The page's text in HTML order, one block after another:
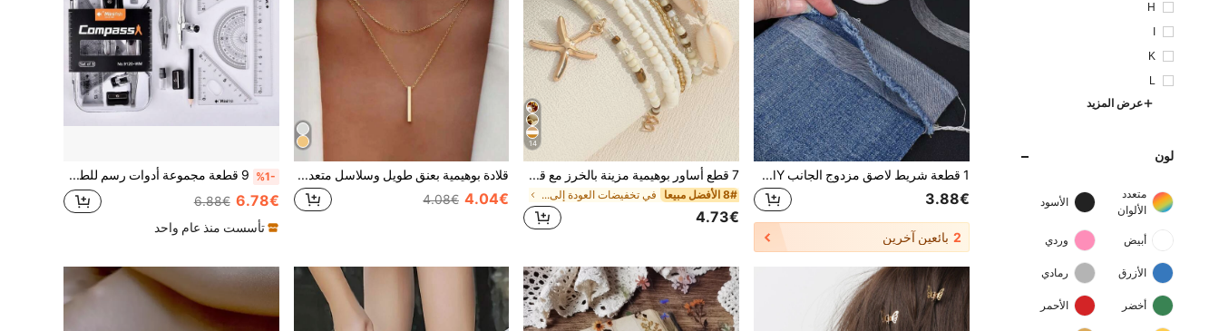
H
K
L
عرض المزيد
لون
متعدد
الألوان
الأسود
أبيض وردي
الأزرق رمادي
أخضر الأحمر
1 قطعة شريط لاصق مزدوج الجانب DIY، شريط لاصق مزدوج الجانب من النسيج المنسوج، إكسسوار خياطة من القماش غير المنسوج
3.88€
2 بائعين آخرين
14
7 قطع أساور بوهيمية مزينة بالخرز مع قلادات من الصدف والخرز ونجم البحر للنساء (ألوان الخرز متطابقة عشوائيًا)، أجواء الشاطئ
8# الأفضل مبيعا في تخفيضات العودة إلى المدارس أساور النساء
4.73€
قلادة بوهيمية بعنق طويل وسلاسل متعددة الطبقات للنساء قطعة واحدة
4.04€
4.08€
%1- 9 قطعة مجموعة أدوات رسم للطلاب، مصنوعة من مادة البولي بروبلين، لوازم فنية للرياضيات والهندسة تشمل البوصلة والمسطرة والمثلث والبروتراكتور وشحاذة أقلام، لوازم مدرسية أساسية للعودة إلى المدرسة
6.78€
6.88€
تأسست منذ عام واحد